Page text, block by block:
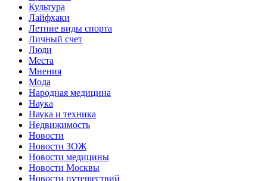
Культура
Лайфхаки
Летние виды спорта
Личный счет
Люди
Места
Мнения
Мода
Народная медицина
Наука
Наука и техника
Недвижимость
Новости
Новости ЗОЖ
Новости медицины
Новости Москвы
Новости путешествий